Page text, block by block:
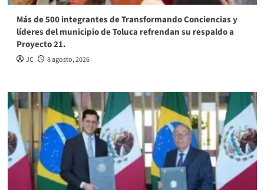
Más de 500 integrantes de Transformando Conciencias y
líderes del municipio de Toluca refrendan su respaldo a
Proyecto 21.
JC 8 agosto, 2026